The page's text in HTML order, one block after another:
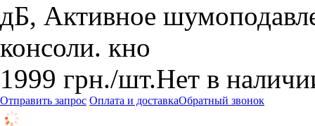
дБ, Активное
консоли. кно
1999 грн./шт.Нет в
Отправить запрос Оплата и доставкаОбратный звонок